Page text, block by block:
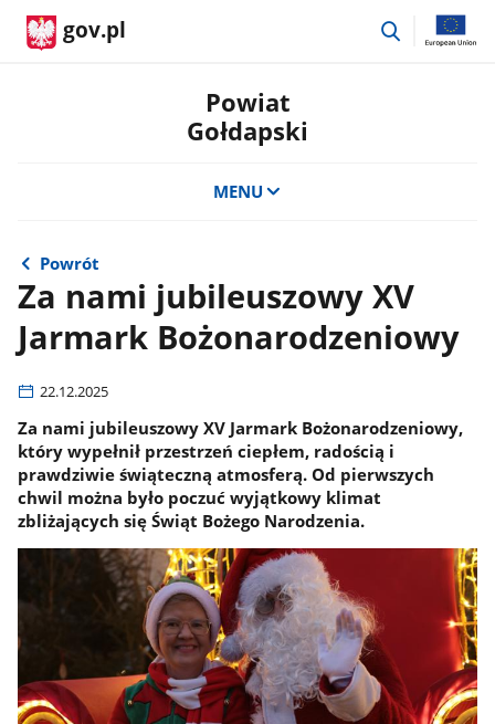
gov.pl
przejdź
Powiat
Gołdapski
MENU
Powrót
Za nami jubileuszowy XV
Jarmark Bożonarodzeniowy
22.12.2025
​ Za nami jubileuszowy XV Jarmark Bożonarodzeniowy,
który wypełnił przestrzeń ciepłem, radością i
prawdziwie świąteczną atmosferą. Od pierwszych
chwil można było poczuć wyjątkowy klimat
zbliżających się Świąt Bożego Narodzenia. ​